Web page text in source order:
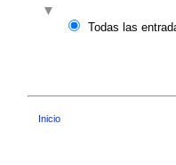
Todas las
Inicio